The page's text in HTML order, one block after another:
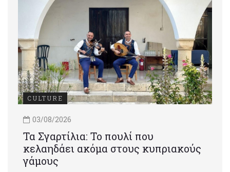
CULTURE
03/08/2026
Τα Σγαρτίλια: Το πουλί που
κελαηδάει ακόμα στους κυπριακούς
γάμους